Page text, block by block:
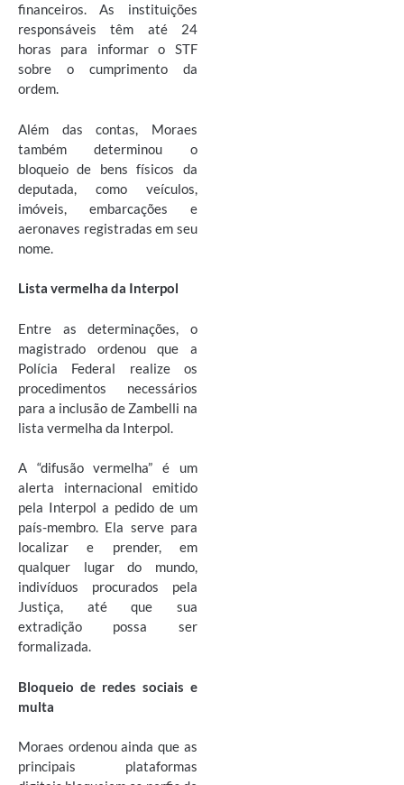
financeiros. As instituições
responsáveis têm até 24
horas para informar o STF
sobre o cumprimento da
ordem.
Além das contas, Moraes
também determinou o
bloqueio de bens físicos da
deputada, como veículos,
imóveis, embarcações e
aeronaves registradas em seu
nome.
Lista vermelha da Interpol
Entre as determinações, o
magistrado ordenou que a
Polícia Federal realize os
procedimentos necessários
para a inclusão de Zambelli na
lista vermelha da Interpol.
A “difusão vermelha” é um
alerta internacional emitido
pela Interpol a pedido de um
país-membro. Ela serve para
localizar e prender, em
qualquer lugar do mundo,
indivíduos procurados pela
Justiça, até que sua
extradição possa ser
formalizada.
Bloqueio de redes sociais e
multa
Moraes ordenou ainda que as
principais plataformas